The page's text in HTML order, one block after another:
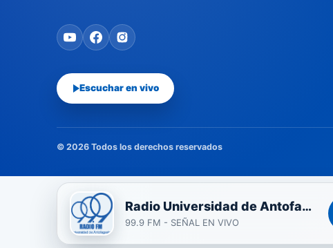
Escuchar en vivo
© 2026 Todos los derechos reservados
Radio Universidad de Antofagasta
99.9 FM - SEÑAL EN VIVO